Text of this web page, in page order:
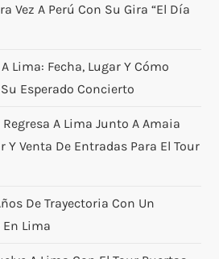
Vez A Perú Con Su Gira “El Día
Lima: Fecha, Lugar Y Cómo
Esperado Concierto
Regresa A Lima Junto A Amaia
Y Venta De Entradas Para El Tour
De Trayectoria Con Un
Lima